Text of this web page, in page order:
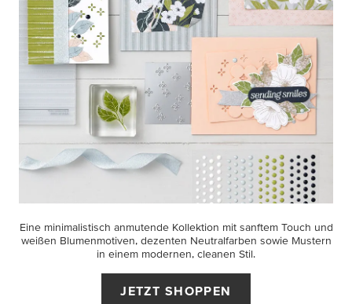
Eine minimalistisch anmutende Kollektion mit sanftem Touch und
weißen Blumenmotiven, dezenten Neutralfarben sowie Mustern
in einem modernen, cleanen Stil.
JETZT SHOPPEN